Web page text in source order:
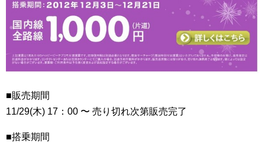
■販売期間
11/29(木) 17：00 〜 売り切れ次第販売完了
■搭乗期間